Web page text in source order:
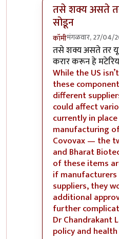
तसे शक्य असते
सोडून
कॉमीमंगळवार, 27/04/
In reply to
तसे शक्य असते तर
करार करून हे
While the US
these
different
could affect
currently in
manufacturing
Covovax — the
and Bharat
of these items
if
suppliers, they
additional
further
Dr Chandrakant
policy and